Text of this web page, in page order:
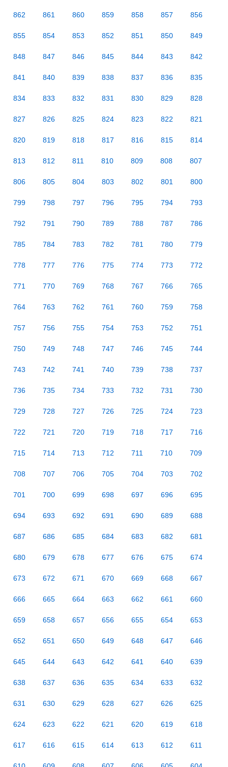
862 861 860 859 858 857 856
855 854 853 852 851 850 849
848 847 846 845 844 843 842
841 840 839 838 837 836 835
834 833 832 831 830 829 828
827 826 825 824 823 822 821
820 819 818 817 816 815 814
813 812 811 810 809 808 807
806 805 804 803 802 801 800
799 798 797 796 795 794 793
792 791 790 789 788 787 786
785 784 783 782 781 780 779
778 777 776 775 774 773 772
771 770 769 768 767 766 765
764 763 762 761 760 759 758
757 756 755 754 753 752 751
750 749 748 747 746 745 744
743 742 741 740 739 738 737
736 735 734 733 732 731 730
729 728 727 726 725 724 723
722 721 720 719 718 717 716
715 714 713 712 711 710 709
708 707 706 705 704 703 702
701 700 699 698 697 696 695
694 693 692 691 690 689 688
687 686 685 684 683 682 681
680 679 678 677 676 675 674
673 672 671 670 669 668 667
666 665 664 663 662 661 660
659 658 657 656 655 654 653
652 651 650 649 648 647 646
645 644 643 642 641 640 639
638 637 636 635 634 633 632
631 630 629 628 627 626 625
624 623 622 621 620 619 618
617 616 615 614 613 612 611